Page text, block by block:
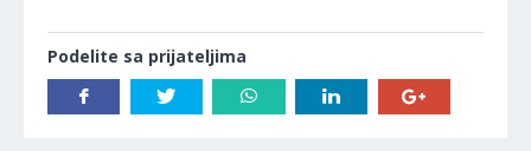
Podelite sa prijateljima